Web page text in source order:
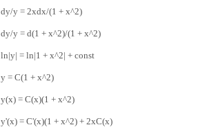
dy/y = 2xdx/(1 + x^2)
dy/y = d(1 + x^2)/(1 + x^2)
ln|y| = ln|1 + x^2| + const
y = C(1 + x^2)
y(x) = C(x)(1 + x^2)
y'(x) = C'(x)(1 + x^2) + 2xC(x)